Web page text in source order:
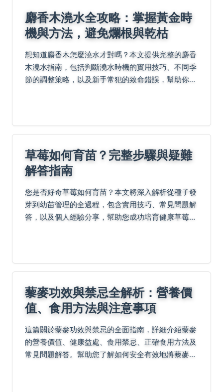
麝香木澆水全攻略：掌握黃金時
機與方法，避免爛根與乾枯
想知道麝香木怎麼澆水才對嗎？本文提供完整的麝香
木澆水指南，包括判斷澆水時機的實用技巧、不同季
節的調整策略，以及新手常犯的致命錯誤，幫助你的
草莓如何育苗？完整步驟與疑難
解答指南
您是否好奇草莓如何育苗？本文將深入解析從種子發
芽到幼苗管理的全過程，包含實用技巧、常見問題解
答，以及個人經驗分享，幫助您成功培育健康草莓
藜麥功效與禁忌全解析：營養價
值、食用方法與注意事項
這篇關於藜麥功效與禁忌的全面指南，詳細介紹藜麥
的營養價值、健康益處、食用禁忌、正確食用方法及
常見問題解答。幫助您了解如何安全有效地將藜麥融